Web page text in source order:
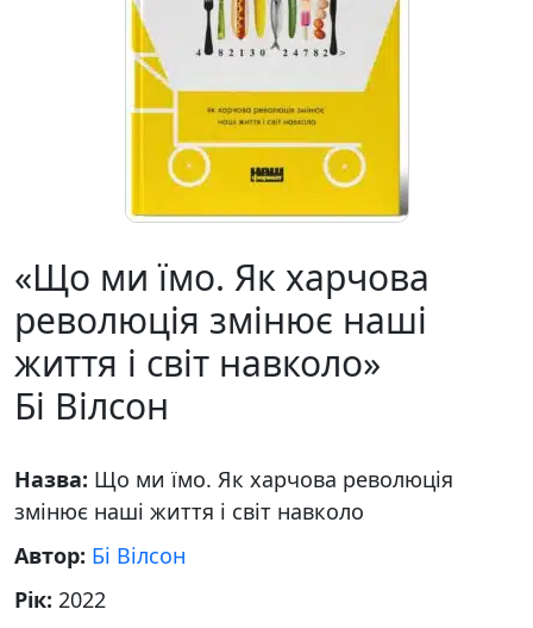
«Що ми їмо. Як харчова
революція змінює наші
життя і світ навколо»
Бі Вілсон
Назва: Що ми їмо. Як харчова революція
змінює наші життя і світ навколо
Автор: Бі Вілсон
Рік: 2022